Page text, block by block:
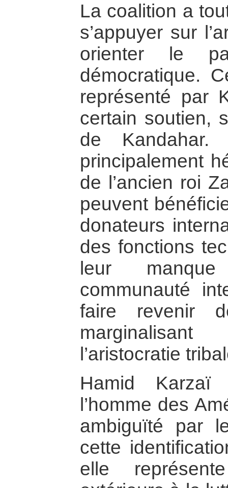
La coalition a
s’appuyer sur
orienter le
démocratique.
représenté par
certain soutien,
de Kandahar.
principalement
de l’ancien roi
peuvent
donateurs
des fonctions
leur
communauté
faire revenir
l’aristocratie
Hamid
l’homme des
ambiguïté par
cette
elle